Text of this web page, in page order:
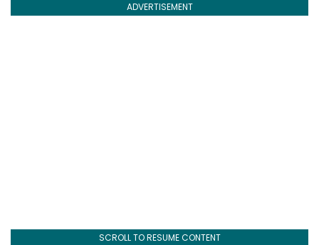
ADVERTISEMENT
SCROLL TO RESUME CONTENT